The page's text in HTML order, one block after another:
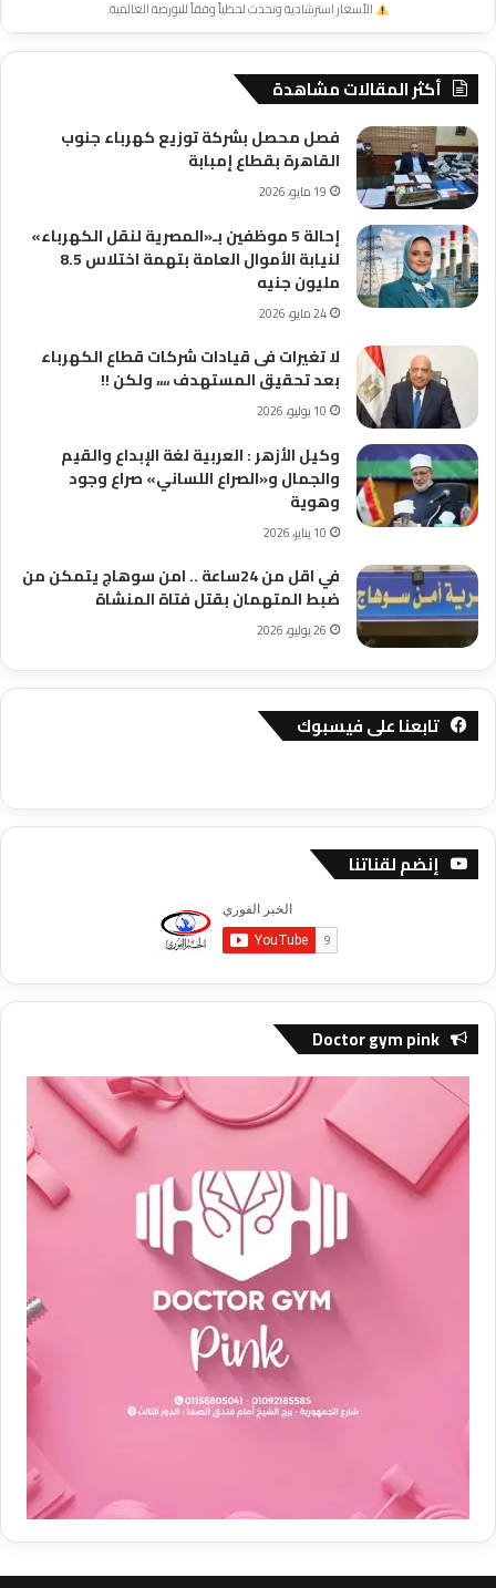
الأسعار استرشادية وتحدث لحظياً وفقاً للبورصة العالمية.
أكثر المقالات مشاهدة
فصل محصل بشركة توزيع كهرباء جنوب
القاهرة بقطاع إمبابة
19 مايو، 2026
إحالة 5 موظفين بـ«المصرية لنقل الكهرباء»
لنيابة الأموال العامة بتهمة اختلاس 8.5
مليون جنيه
24 مايو، 2026
لا تغيرات فى قيادات شركات قطاع الكهرباء
بعد تحقيق المستهدف ،،،، ولكن !!
10 يوليو، 2026
وكيل الأزهر : العربية لغة الإبداع والقيم
والجمال و«الصراع اللساني» صراع وجود
وهوية
10 يناير، 2026
في اقل من 24ساعة .. امن سوهاج يتمكن من
ضبط المتهمان بقتل فتاة المنشاة
26 يوليو، 2026
تابعنا على فيسبوك
إنضم لقناتنا
Doctor gym pink